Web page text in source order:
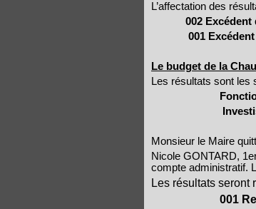
L’affectation des
002
001
Le budget de la
Les résultats sont les
Monsieur le Maire
Nicole GONTARD,
compte administratif.
Les résultats seront
001